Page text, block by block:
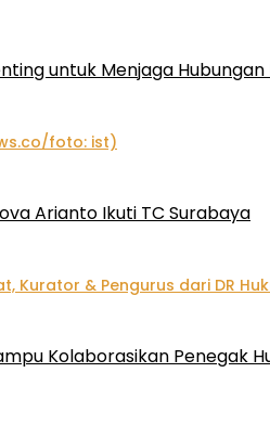
untuk Menjaga
Arianto Ikuti TC Surabaya
Kolaborasikan Penegak